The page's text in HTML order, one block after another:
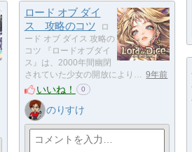
ロード オブ ダイ
ス 攻略のコツ
ロ
ード オブ ダイス 攻略の
コツ 『ロードオブダイ
ス』は、2000年間幽閉
されていた少女の開放により… 9年前
いいね！ 0
のりすけ